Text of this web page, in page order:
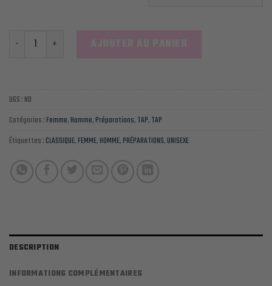
quantité de TAP PRÉPARATIONS CLASSIQUES
UGS :ND
Catégories :Femme,Homme,Préparations,TAP,TAP
Étiquettes :CLASSIQUE,FEMME,HOMME,PRÉPARATIONS,UNISEXE
DESCRIPTION
INFORMATIONS COMPLÉMENTAIRES